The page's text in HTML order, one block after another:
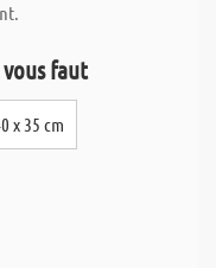
faut
x 35 cm